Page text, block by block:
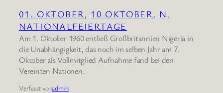
01. OKTOBER, 10 OKTOBER, N
NATIONALFEIERTAGE
Am 1. Oktober 1960 entließ Großbritannien Nigeria in
die Unabhängigkeit, das noch im selben Jahr am 7.
Oktober als Vollmitglied Aufnahme fand bei den
Vereinten Nationen.
Verfasst vonadmin